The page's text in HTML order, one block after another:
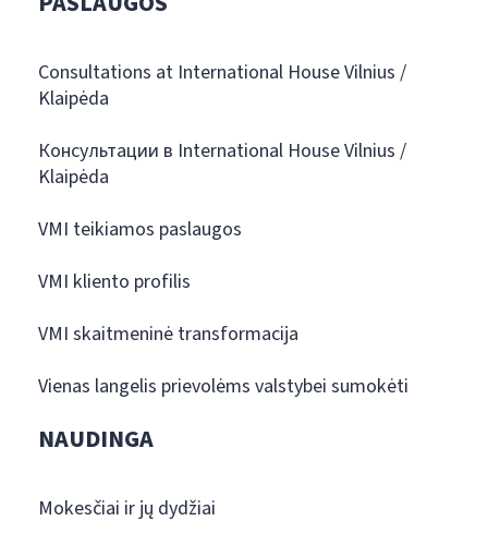
Consultations at International House Vilnius /
Klaipėda
Консультации в International House Vilnius /
Klaipėda
VMI teikiamos paslaugos
VMI kliento profilis
VMI skaitmeninė transformacija
Vienas langelis prievolėms valstybei sumokėti
NAUDINGA
Mokesčiai ir jų dydžiai